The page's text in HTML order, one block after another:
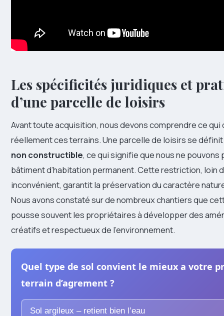
Les spécificités juridiques et
d’une parcelle de loisirs
Avant toute acquisition, nous devons comprendre ce
réellement ces terrains. Une parcelle de loisirs se
non constructible, ce qui signifie que nous ne pouvons
bâtiment d’habitation permanent. Cette restriction, loin
inconvénient, garantit la préservation du caractère
Nous avons constaté sur de nombreux chantiers que
pousse souvent les propriétaires à développer des
créatifs et respectueux de l’environnement.
Quel type de sol convient le mieux a votre
terrain d’agrement ?
Sol argileux – retient bien l’eau